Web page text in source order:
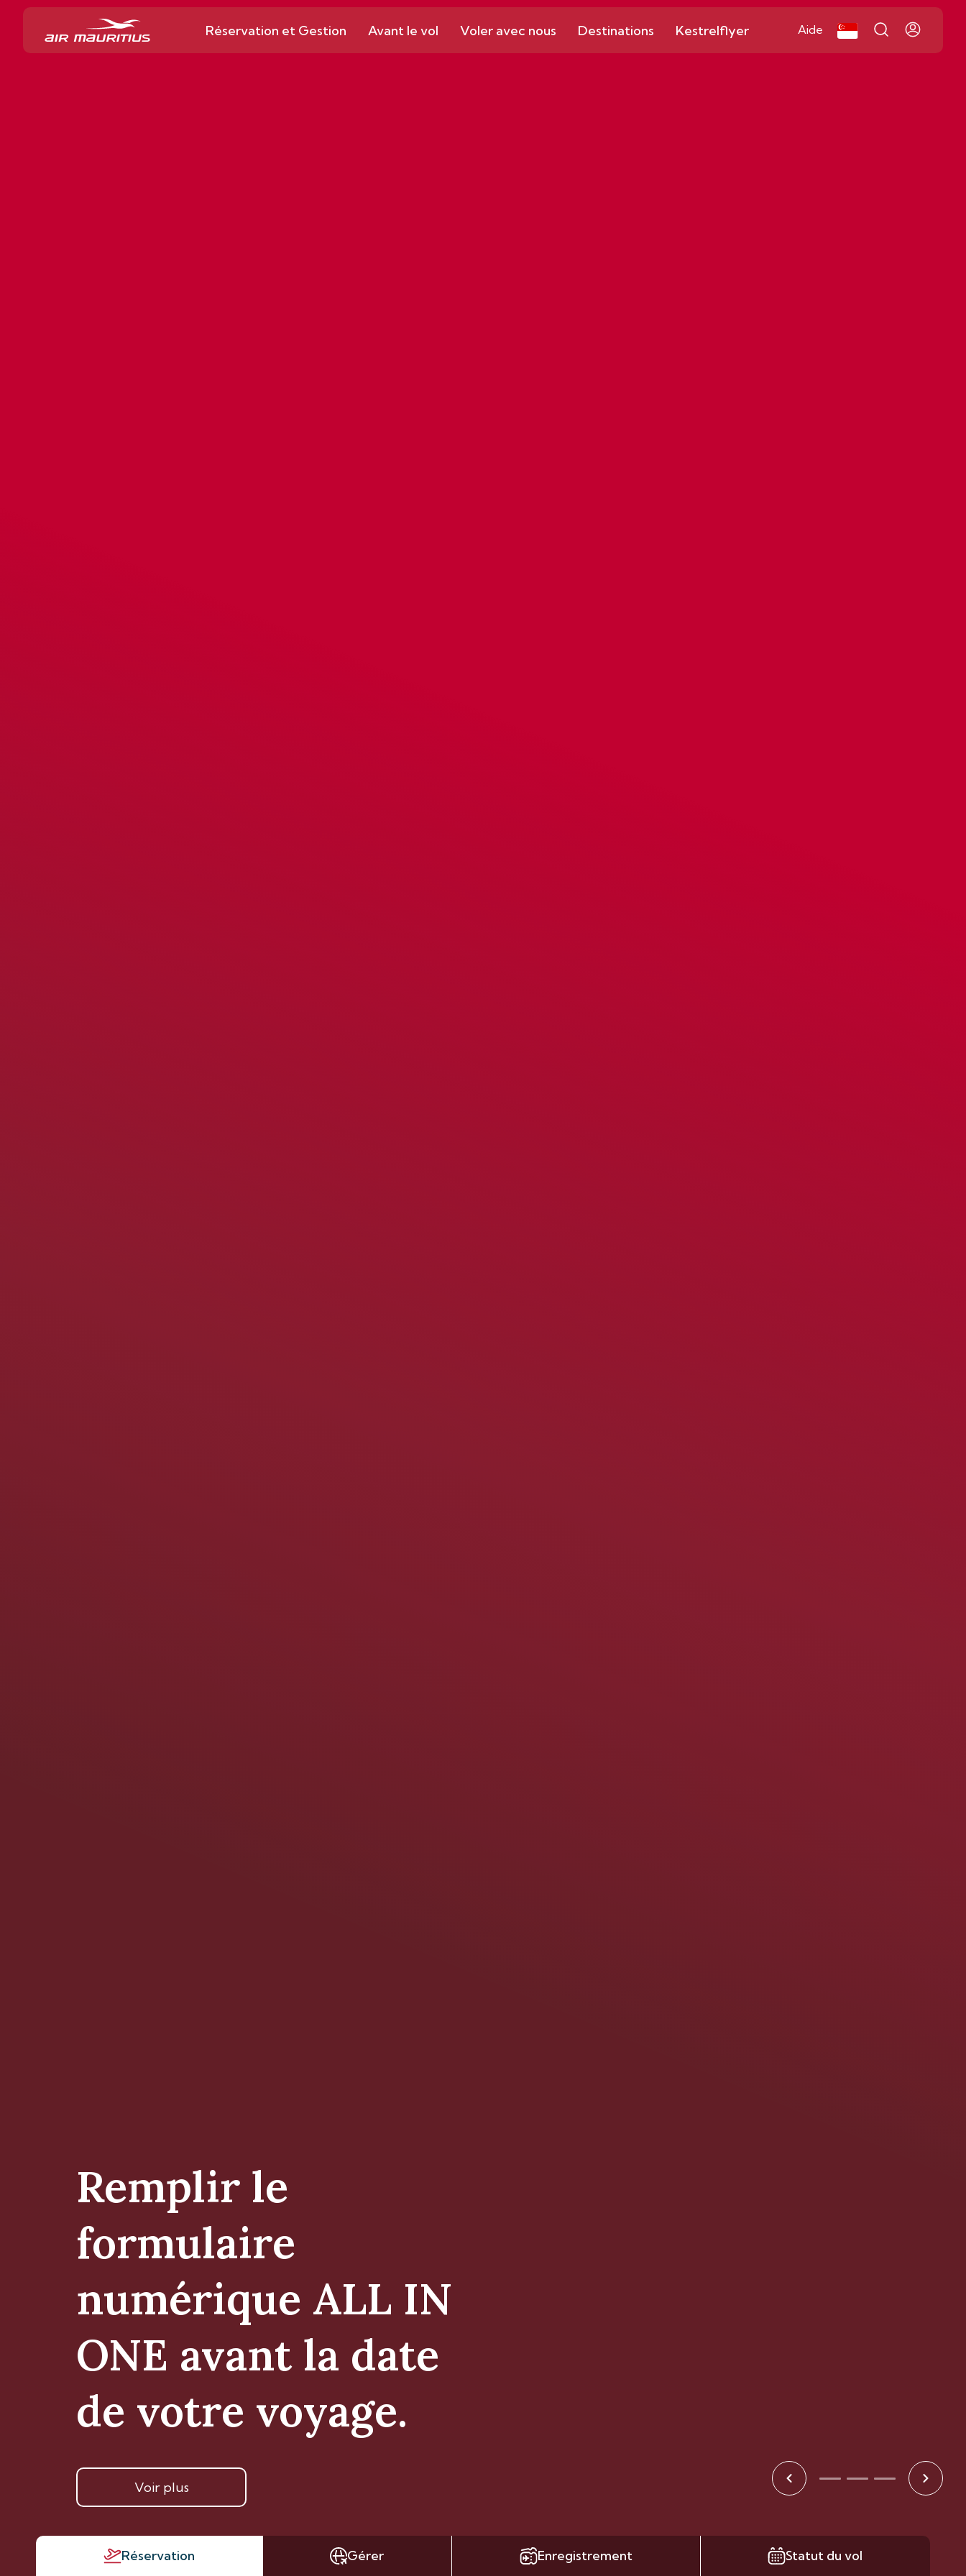
Réservation et Gestion Avant le vol Voler avec nous Destinations Kestrelflyer Aide
Remplir le
formulaire
numérique ALL IN
ONE avant la date
de votre voyage.
Voir plus
Réservation Gérer Enregistrement Statut du vol